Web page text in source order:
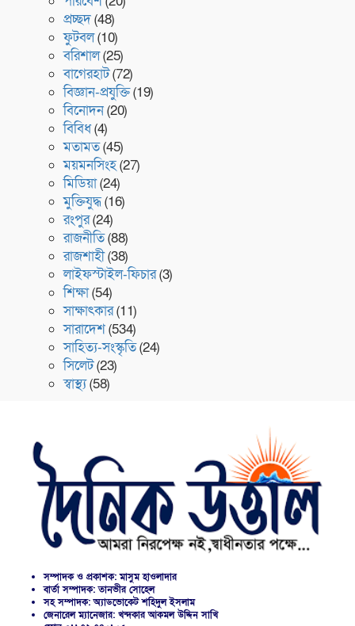
প্রচ্ছদ(48)
ফুটবল(10)
বরিশাল(25)
বাগেরহাট(72)
বিজ্ঞান-প্রযুক্তি(19)
বিনোদন(20)
বিবিধ(4)
মতামত(45)
ময়মনসিংহ(27)
মিডিয়া(24)
মুক্তিযুদ্ধ(16)
রংপুর(24)
রাজনীতি(88)
রাজশাহী(38)
লাইফস্টাইল-ফিচার(3)
শিক্ষা(54)
সাক্ষাৎকার(11)
সারাদেশ(534)
সাহিত্য-সংস্কৃতি(24)
সিলেট(23)
স্বাস্থ্য(58)
সম্পাদক ও প্রকাশক: মাসুম হাওলাদার
বার্তা সম্পাদক: তানভীর সোহেল
সহ সম্পাদক: অ্যাডভোকেট শহিদুল ইসলাম
জেনারেল ম্যানেজার: খন্দকার আকমল উদ্দিন সাখি